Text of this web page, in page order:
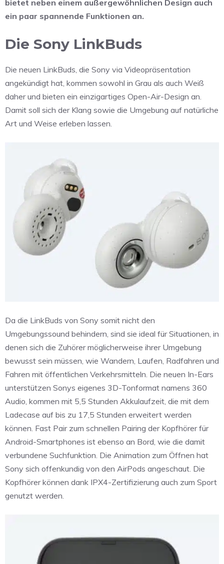
bietet neben einem außergewöhnlichen Design auch
ein paar spannende Funktionen an.
Die Sony LinkBuds
Die neuen LinkBuds, die Sony via Videopräsentation
angekündigt hat, kommen sowohl in Grau als auch Weiß
daher und bieten ein einzigartiges Open-Air-Design an.
Damit soll sich der Klang sowie die Umgebung auf natürliche
Art und Weise erleben lassen.
Da die LinkBuds von Sony somit nicht den
Umgebungssound behindern, sind sie ideal für Situationen, in
denen sich die Zuhörer möglicherweise ihrer Umgebung
bewusst sein müssen, wie Wandern, Laufen, Radfahren und
Fahren mit öffentlichen Verkehrsmitteln. Die neuen In-Ears
unterstützen Sonys eigenes 3D-Tonformat namens 360
Audio, kommen mit 5,5 Stunden Akkulaufzeit, die mit dem
Ladecase auf bis zu 17,5 Stunden erweitert werden
können. Fast Pair zum schnellen Pairing der Kopfhörer für
Android-Smartphones ist ebenso an Bord, wie die damit
verbundene Suchfunktion. Die Animation zum Öffnen hat
Sony sich offenkundig von den AirPods angeschaut. Die
Kopfhörer können dank IPX4-Zertifizierung auch zum Sport
genutzt werden.